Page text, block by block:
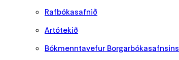
Rafbókasafnið
Artótekið
Bókmenntavefur Borgarbókasafnsins